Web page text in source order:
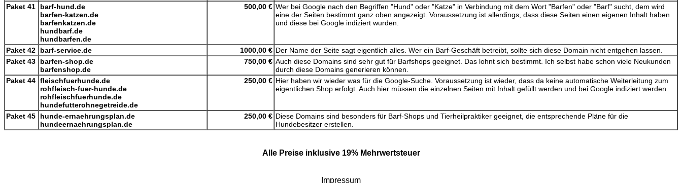
Paket 41
barf-hund.de
barfen-katzen.de
barfenkatzen.de
hundbarf.de
hundbarfen.de
500,00 € Wer bei Google nach den Begriffen "Hund" oder "Katze" in Verbindung mit dem Wort "Barfen" oder "Barf" sucht, dem wird
eine der Seiten bestimmt ganz oben angezeigt. Voraussetzung ist allerdings, dass diese Seiten einen eigenen Inhalt haben
und diese bei Google indiziert wurden.
Paket 42 barf-service.de 1000,00 € Der Name der Seite sagt eigentlich alles. Wer ein Barf-Geschäft betreibt, sollte sich diese Domain nicht entgehen lassen.
Paket 43
barfen-shop.de
barfenshop.de
750,00 € Auch diese Domains sind sehr gut für Barfshops geeignet. Das lohnt sich bestimmt. Ich selbst habe schon viele Neukunden
durch diese Domains generieren können.
Paket 44 fleischfuerhunde.de
rohfleisch-fuer-hunde.de
rohfleischfuerhunde.de
hundefutterohnegetreide.de
250,00 € Hier haben wir wieder was für die Google-Suche. Voraussetzung ist wieder, dass da keine automatische Weiterleitung zum
eigentlichen Shop erfolgt. Auch hier müssen die einzelnen Seiten mit Inhalt gefüllt werden und bei Google indiziert werden.
Paket 45
hunde-ernaehrungsplan.de
hundeernaehrungsplan.de
250,00 € Diese Domains sind besonders für Barf-Shops und Tierheilpraktiker geeignet, die entsprechende Pläne für die
Hundebesitzer erstellen.
Alle Preise inklusive 19% Mehrwertsteuer
Impressum